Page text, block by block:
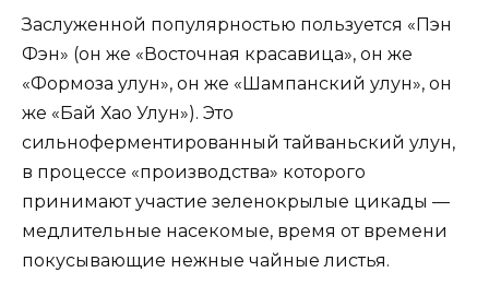
Заслуженной популярностью пользуется «Пэн
Фэн» (он же «Восточная красавица», он же
«Формоза улун», он же «Шампанский улун», он
же «Бай Хао Улун»). Это
сильноферментированный тайваньский улун,
в процессе «производства» которого
принимают участие зеленокрылые цикады —
медлительные насекомые, время от времени
покусывающие нежные чайные листья.